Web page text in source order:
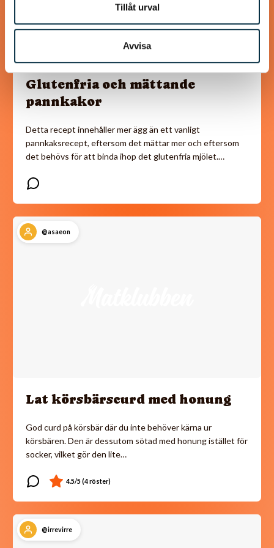
Tillåt urval
Avvisa
Glutenfria och mättande
pannkakor
Detta recept innehåller mer ägg än ett vanligt
pannkaksrecept, eftersom det mättar mer och eftersom
det behövs för att binda ihop det glutenfria mjölet.…
@asaeon
Lat körsbärscurd med honung
God curd på körsbär där du inte behöver kärna ur
körsbären. Den är dessutom sötad med honung istället för
socker, vilket gör den lite…
@irrevirre